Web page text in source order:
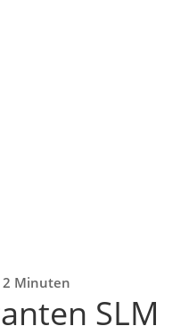
2 Minuten
SLM